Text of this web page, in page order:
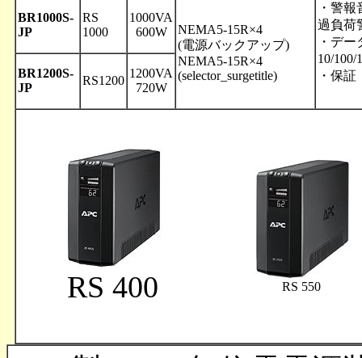
・警
過負荷
・デ
10/100/
・保
BR1000S-
JP
RS
1000
1000VA
600W
NEMA5-15R×4
(電源バックアップ)
NEMA5-15R×4
(selector_surgetitle)
BR1200S-
JP
RS1200
1200VA
720W
RS 400 RS 550